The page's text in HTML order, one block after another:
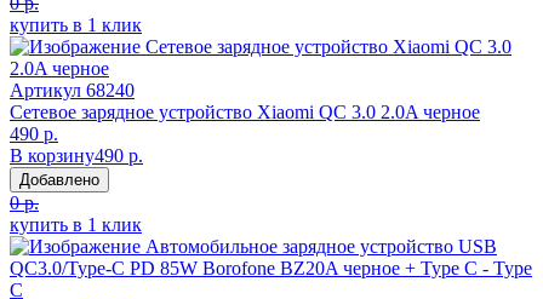
купить в 1 клик
Артикул 68240
Сетевое зарядное устройство Xiaomi QC 3.0 2.0A черное
490 р.
В корзину490 р.
Добавлено
0 р.
купить в 1 клик